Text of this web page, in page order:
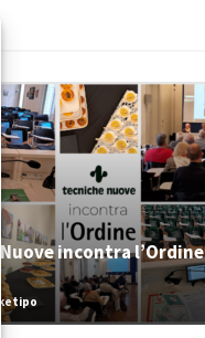
Nuove incontra l’Ordine